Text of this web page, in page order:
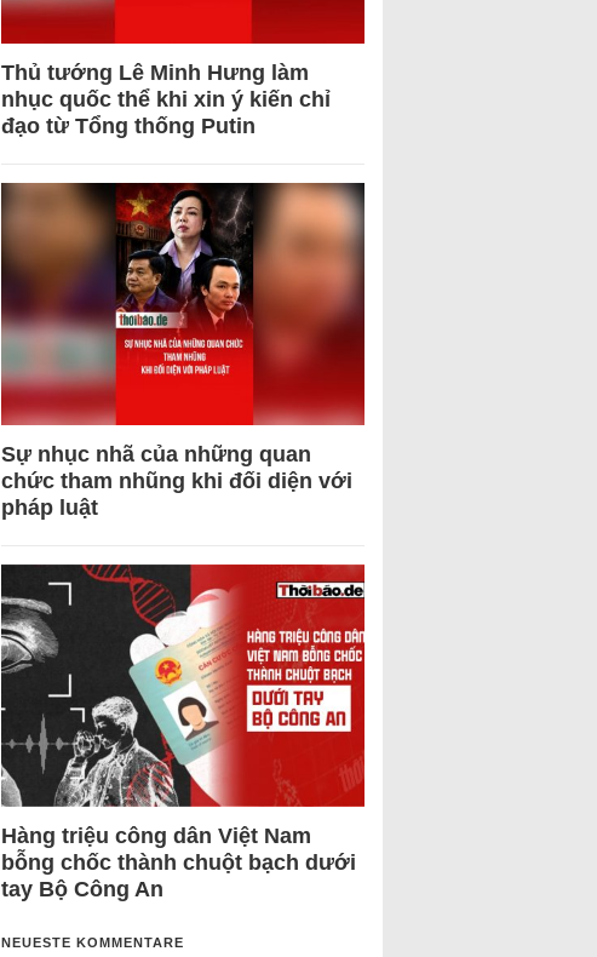
Thủ tướng Lê Minh Hưng làm
nhục quốc thể khi xin ý kiến chỉ
đạo từ Tổng thống Putin
Sự nhục nhã của những quan
chức tham nhũng khi đối diện với
pháp luật
Hàng triệu công dân Việt Nam
bỗng chốc thành chuột bạch dưới
tay Bộ Công An
NEUESTE KOMMENTARE